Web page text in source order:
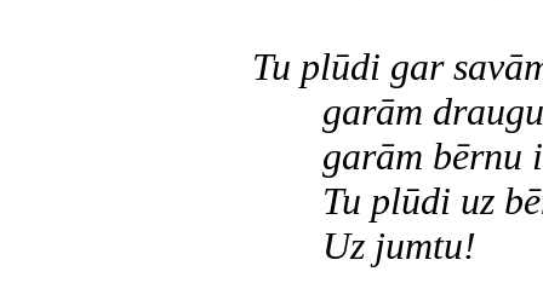
Tu plūdi gar
garām
garām bērnu
Tu plūdi uz
Uz jumtu!